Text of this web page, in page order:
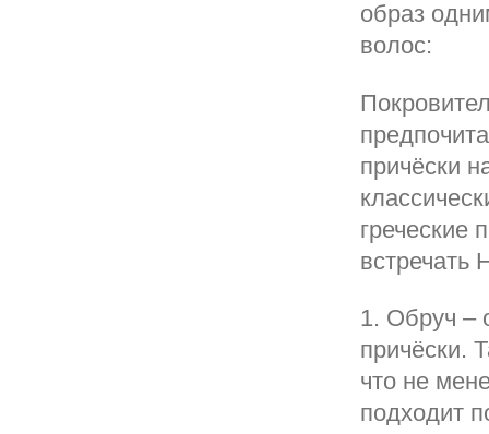
образ
волос:
причёски
греческие
встречать
1. Обруч –
причёски.
что не
подходит